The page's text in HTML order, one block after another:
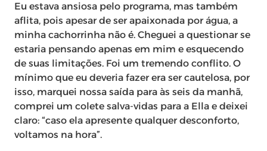
Eu estava ansiosa pelo programa, mas também
aflita, pois apesar de ser apaixonada por água, a
minha cachorrinha não é. Cheguei a questionar se
estaria pensando apenas em mim e esquecendo
de suas limitações. Foi um tremendo conflito. O
mínimo que eu deveria fazer era ser cautelosa, por
isso, marquei nossa saída para às seis da manhã,
comprei um colete salva-vidas para a Ella e deixei
claro: “caso ela apresente qualquer desconforto,
voltamos na hora”.